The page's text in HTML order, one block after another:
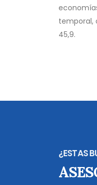
temporal,
45,9.
¿ESTAS